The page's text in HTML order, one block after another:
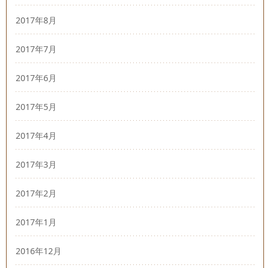
2017年8月
2017年7月
2017年6月
2017年5月
2017年4月
2017年3月
2017年2月
2017年1月
2016年12月